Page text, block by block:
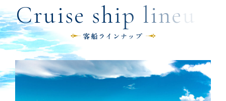
Cruise ship lineu
客船ラインナップ